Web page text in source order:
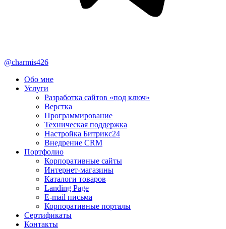
@charmis426
Обо мне
Услуги
Разработка сайтов «под ключ»
Верстка
Программирование
Техническая поддержка
Настройка Битрикс24
Внедрение CRM
Портфолио
Корпоративные сайты
Интернет-магазины
Каталоги товаров
Landing Page
E-mail письма
Корпоративные порталы
Сертификаты
Контакты